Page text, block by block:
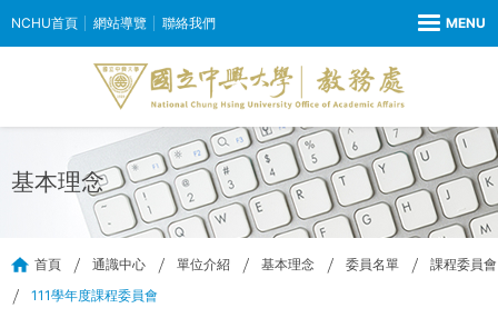
NCHU首頁 網站導覽 聯絡我們
基本理念
首頁 通識中心 單位介紹 基本理念 委員名單
課程委員會
111學年度課程委員會